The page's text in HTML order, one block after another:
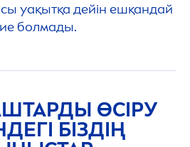
уақытқа дейін ешқандай
болмады.
ӨСІРУ
БІЗДІҢ